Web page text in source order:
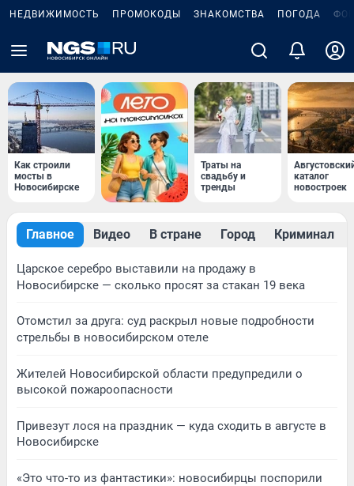
НЕДВИЖИМОСТЬ ПРОМОКОДЫ ЗНАКОМСТВА ПОГОДА
Как строили
мосты в
Новосибирске
Траты на
свадьбу и
тренды
каталог
новостроек
Главное Видео В стране Город Криминал
Царское серебро выставили на продажу в
Новосибирске — сколько просят за стакан 19 века
Отомстил за друга: суд раскрыл новые подробности
стрельбы в новосибирском отеле
Жителей Новосибирской области предупредили о
высокой пожароопасности
Привезут лося на праздник — куда сходить в августе в
Новосибирске
«Это что-то из фантастики»: новосибирцы поспорили